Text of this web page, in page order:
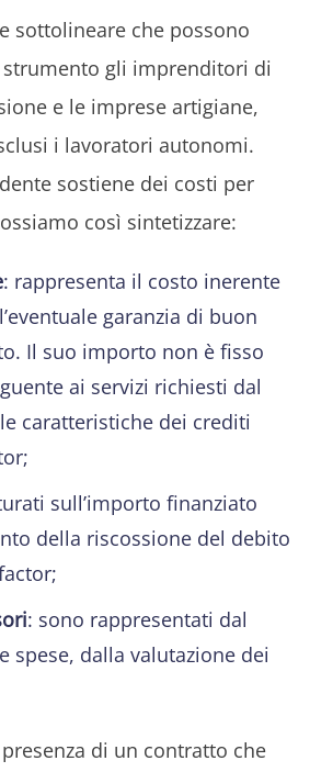
sottolineare che possono
gli imprenditori di
e le imprese artigiane,
i lavoratori autonomi.
sostiene dei costi per
così sintetizzare:
: rappresenta il costo inerente
garanzia di buon
Il suo importo non è fisso
ai servizi richiesti dal
caratteristiche dei crediti
sull’importo finanziato
della riscossione del debito
: sono rappresentati dal
spese, dalla valutazione dei
di un contratto che